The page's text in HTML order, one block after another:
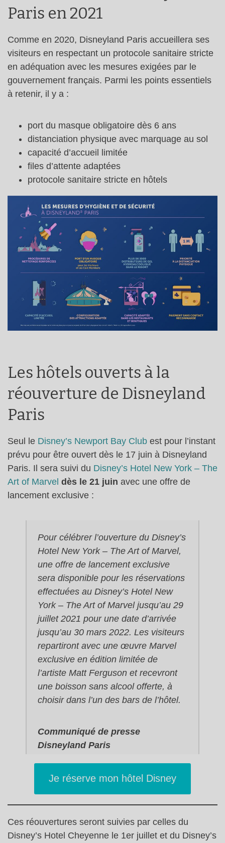
Paris en 2021
Comme en 2020, Disneyland Paris accueillera ses
visiteurs en respectant un protocole sanitaire stricte
en adéquation avec les mesures exigées par le
gouvernement français. Parmi les points essentiels
à retenir, il y a :
port du masque obligatoire dès 6 ans
distanciation physique avec marquage au sol
capacité d’accueil limitée
files d’attente adaptées
protocole sanitaire stricte en hôtels
Les hôtels ouverts à la
réouverture de Disneyland
Paris
Seul le Disney’s Newport Bay Club est pour l’instant
prévu pour être ouvert dès le 17 juin à Disneyland
Paris. Il sera suivi du Disney’s Hotel New York – The
Art of Marvel dès le 21 juin avec une offre de
lancement exclusive :
Pour célébrer l’ouverture du Disney’s
Hotel New York – The Art of Marvel,
une offre de lancement exclusive
sera disponible pour les réservations
effectuées au Disney’s Hotel New
York – The Art of Marvel jusqu’au 29
juillet 2021 pour une date d’arrivée
jusqu’au 30 mars 2022. Les visiteurs
repartiront avec une œuvre Marvel
exclusive en édition limitée de
l’artiste Matt Ferguson et recevront
une boisson sans alcool offerte, à
choisir dans l’un des bars de l’hôtel.
Communiqué de presse
Disneyland Paris
Je réserve mon hôtel Disney
Ces réouvertures seront suivies par celles du
Disney’s Hotel Cheyenne le 1er juillet et du Disney’s